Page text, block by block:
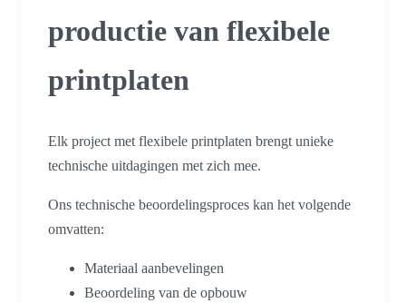
productie van flexibele
printplaten
Elk project met flexibele printplaten brengt unieke
technische uitdagingen met zich mee.
Ons technische beoordelingsproces kan het volgende
omvatten:
Materiaal aanbevelingen
Beoordeling van de opbouw